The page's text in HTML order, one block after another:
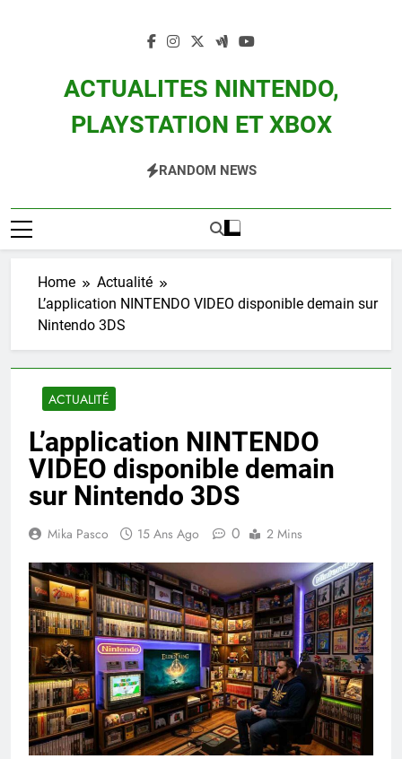
ACTUALITES NINTENDO,
PLAYSTATION ET XBOX
Zelda, Splatoon, Pokemon Entre Autres
RANDOM NEWS
Home
Actualité
L’application NINTENDO VIDEO disponible demain sur
Nintendo 3DS
ACTUALITÉ
L’application NINTENDO
VIDEO disponible demain
sur Nintendo 3DS
Mika Pasco 15 Ans Ago 0 2 Mins